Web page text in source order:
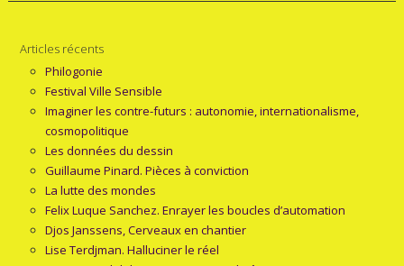
Articles récents
Philogonie
Festival Ville Sensible
Imaginer les contre-futurs : autonomie, internationalisme,
cosmopolitique
Les données du dessin
Guillaume Pinard. Pièces à conviction
La lutte des mondes
Felix Luque Sanchez. Enrayer les boucles d’automation
Djos Janssens, Cerveaux en chantier
Lise Terdjman. Halluciner le réel